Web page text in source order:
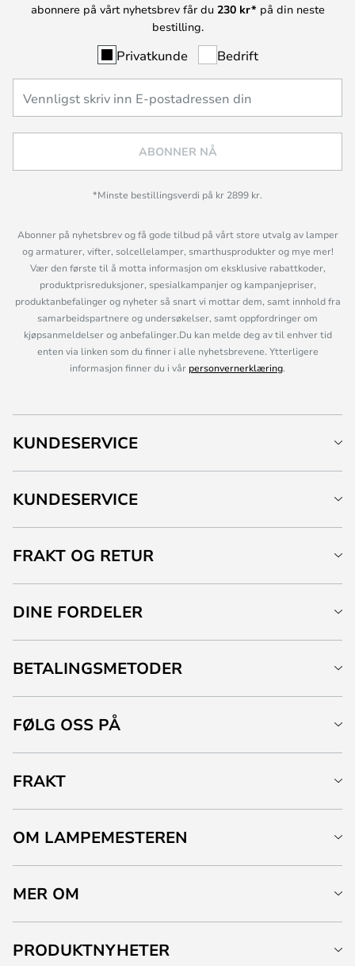
abonnere på vårt nyhetsbrev får du 230 kr* på din neste
bestilling.
Privatkunde Bedrift
ABONNER NÅ
*Minste bestillingsverdi på kr 2899 kr.
Abonner på nyhetsbrev og få gode tilbud på vårt store utvalg av lamper
og armaturer, vifter, solcellelamper, smarthusprodukter og mye mer!
Vær den første til å motta informasjon om eksklusive rabattkoder,
produktprisreduksjoner, spesialkampanjer og kampanjepriser,
produktanbefalinger og nyheter så snart vi mottar dem, samt innhold fra
samarbeidspartnere og undersøkelser, samt oppfordringer om
kjøpsanmeldelser og anbefalinger.Du kan melde deg av til enhver tid
enten via linken som du finner i alle nyhetsbrevene. Ytterligere
informasjon finner du i vår personvernerklæring.
KUNDESERVICE
KUNDESERVICE
FRAKT OG RETUR
DINE FORDELER
BETALINGSMETODER
FØLG OSS PÅ
FRAKT
OM LAMPEMESTEREN
MER OM
PRODUKTNYHETER